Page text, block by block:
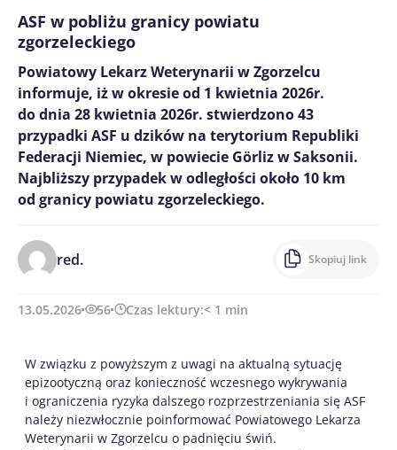
ASF w pobliżu granicy powiatu
zgorzeleckiego
Powiatowy Lekarz Weterynarii w Zgorzelcu
informuje, iż w okresie od 1 kwietnia 2026r.
do dnia 28 kwietnia 2026r. stwierdzono 43
przypadki ASF u dzików na terytorium Republiki
Federacji Niemiec, w powiecie Görliz w Saksonii.
Najbliższy przypadek w odległości około 10 km
od granicy powiatu zgorzeleckiego.
red. Skopiuj link
13.05.2026 56 Czas lektury:< 1 min
W związku z powyższym z uwagi na aktualną sytuację
epizootyczną oraz konieczność wczesnego wykrywania
i ograniczenia ryzyka dalszego rozprzestrzeniania się ASF
należy niezwłocznie poinformować Powiatowego Lekarza
Weterynarii w Zgorzelcu o padnięciu świń.